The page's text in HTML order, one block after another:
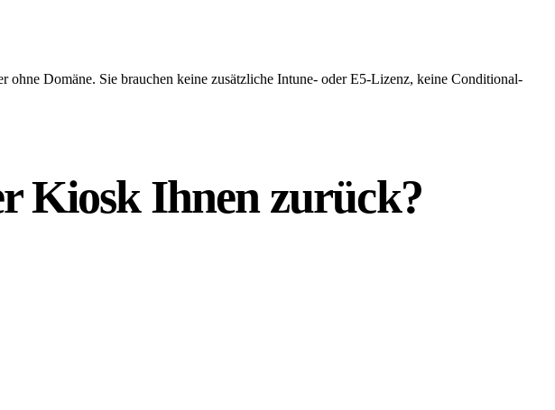
Domäne. Sie brauchen keine zusätzliche Intune- oder E5-Lizenz, keine Conditional-
Kiosk Ihnenzurück?